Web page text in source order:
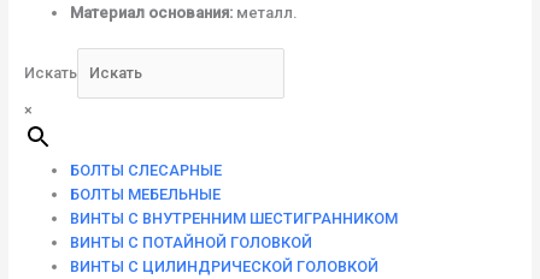
Материал основания:металл.
Искать
×
БОЛТЫ СЛЕСАРНЫЕ
БОЛТЫ МЕБЕЛЬНЫЕ
ВИНТЫ С ВНУТРЕННИМ ШЕСТИГРАННИКОМ
ВИНТЫ С ПОТАЙНОЙ ГОЛОВКОЙ
ВИНТЫ С ЦИЛИНДРИЧЕСКОЙ ГОЛОВКОЙ